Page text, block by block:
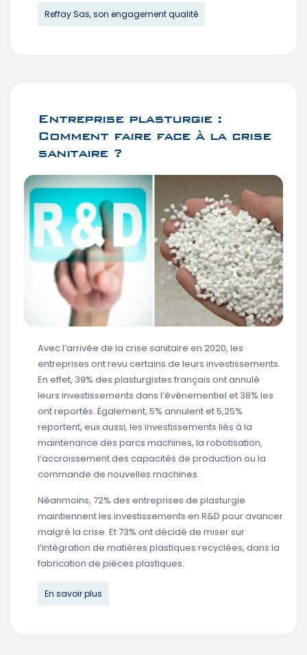
Reffay Sas, son engagement qualité
Entreprise plasturgie :
Comment faire face à la crise
sanitaire ?
Avec l’arrivée de la crise sanitaire en 2020, les
entreprises ont revu certains de leurs investissements.
En effet, 39% des plasturgistes français ont annulé
leurs investissements dans l’évènementiel et 38% les
ont reportés. Également, 5% annulent et 5,25%
reportent, eux aussi, les investissements liés à la
maintenance des parcs machines, la robotisation,
l’accroissement des capacités de production ou la
commande de nouvelles machines.
Néanmoins, 72% des entreprises de plasturgie
maintiennent les investissements en R&D pour avancer
malgré la crise. Et 73% ont décidé de miser sur
l’intégration de matières plastiques recyclées, dans la
fabrication de pièces plastiques.
En savoir plus